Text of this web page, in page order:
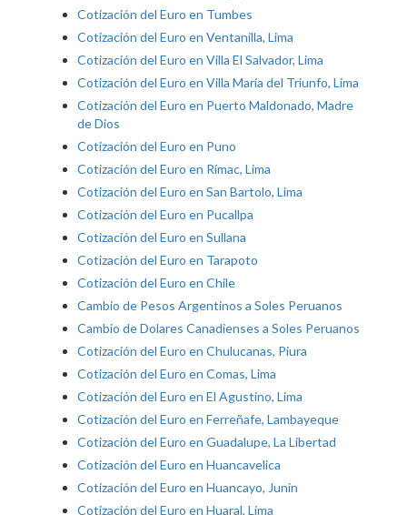
Cotización del Euro en Tumbes
Cotización del Euro en Ventanilla, Lima
Cotización del Euro en Villa El Salvador, Lima
Cotización del Euro en Villa María del Triunfo, Lima
Cotización del Euro en Puerto Maldonado, Madre
de Dios
Cotización del Euro en Puno
Cotización del Euro en Rímac, Lima
Cotización del Euro en San Bartolo, Lima
Cotización del Euro en Pucallpa
Cotización del Euro en Sullana
Cotización del Euro en Tarapoto
Cotización del Euro en Chile
Cambio de Pesos Argentinos a Soles Peruanos
Cambio de Dolares Canadienses a Soles Peruanos
Cotización del Euro en Chulucanas, Piura
Cotización del Euro en Comas, Lima
Cotización del Euro en El Agustino, Lima
Cotización del Euro en Ferreñafe, Lambayeque
Cotización del Euro en Guadalupe, La Libertad
Cotización del Euro en Huancavelica
Cotización del Euro en Huancayo, Junín
Cotización del Euro en Huaral, Lima